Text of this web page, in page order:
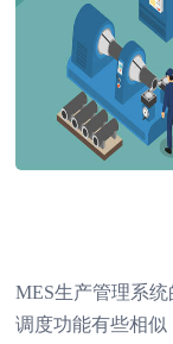
MES生产管理系统
调度功能有些相似